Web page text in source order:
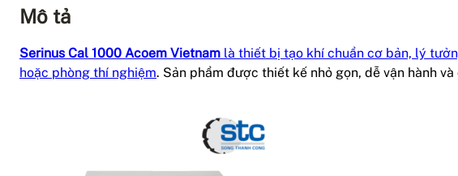
Mô tả
Serinus Cal 1000 Acoem Vietnam là thiết bị tạo khí chuẩn cơ bản, lý
hoặc phòng thí nghiệm. Sản phẩm được thiết kế nhỏ gọn, dễ vận hành